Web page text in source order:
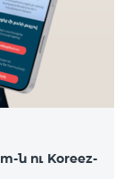
ն ու Koreez-